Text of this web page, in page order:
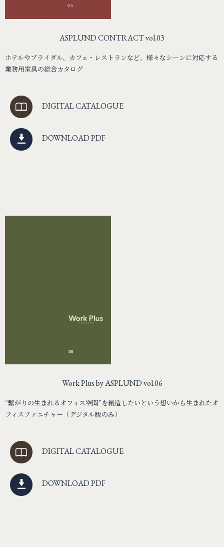
ASPLUND CONTRACT vol.03
ホテルやブライダル、カフェ・レストランなど、様々なシーンに対応する
業務用家具の総合カタログ
DIGITAL CATALOGUE
DOWNLOAD PDF
Work Plus by ASPLUND vol.06
“繋がりの生まれるオフィス空間”を創造したいという想いから生まれたオ
フィスファニチャー（デジタル版のみ）
DIGITAL CATALOGUE
DOWNLOAD PDF